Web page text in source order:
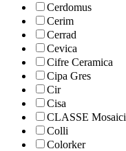
Cerdomus
Cerim
Cerrad
Cevica
Cifre Ceramica
Cipa Gres
Cir
Cisa
CLASSE Mosaici
Colli
Colorker